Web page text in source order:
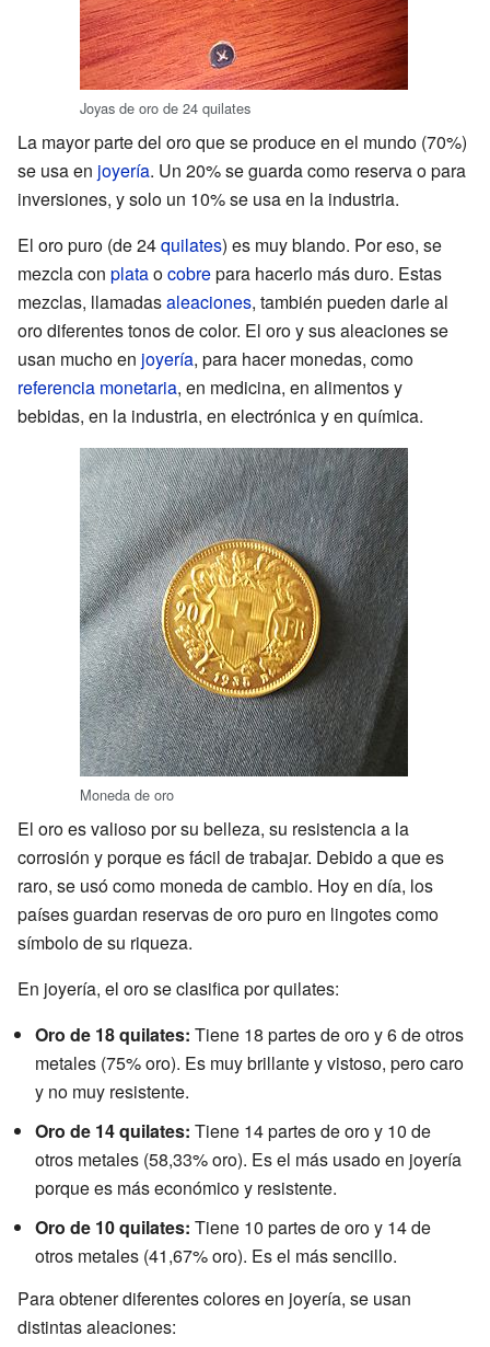
Joyas de oro de 24 quilates
La mayor parte del oro que se produce en el mundo (70%)
se usa en joyería. Un 20% se guarda como reserva o para
inversiones, y solo un 10% se usa en la industria.
El oro puro (de 24quilates) es muy blando. Por eso, se
mezcla con plataocobrepara hacerlo más duro. Estas
mezclas, llamadasaleaciones, también pueden darle al
oro diferentes tonos de color. El oro y sus aleaciones se
usan mucho en joyería, para hacer monedas, como
referencia monetaria, en medicina, en alimentos y
bebidas, en la industria, en electrónica y en química.
Moneda de oro
El oro es valioso por su belleza, su resistencia a la
corrosión y porque es fácil de trabajar. Debido a que es
raro, se usó como moneda de cambio. Hoy en día, los
países guardan reservas de oro puro en lingotes como
símbolo de su riqueza.
En joyería, el oro se clasifica por quilates:
Oro de 18 quilates: Tiene 18 partes de oro y 6 de otros
metales (75% oro). Es muy brillante y vistoso, pero caro
y no muy resistente.
Oro de 14 quilates: Tiene 14 partes de oro y 10 de
otros metales (58,33% oro). Es el más usado en joyería
porque es más económico y resistente.
Oro de 10 quilates: Tiene 10 partes de oro y 14 de
otros metales (41,67% oro). Es el más sencillo.
Para obtener diferentes colores en joyería, se usan
distintas aleaciones: